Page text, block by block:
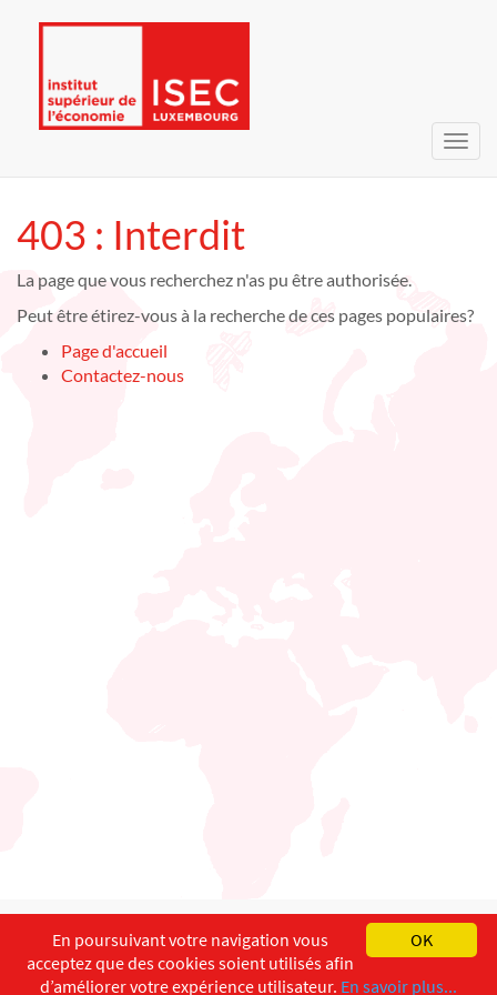
403 : Interdit
La page que vous recherchez n'as pu être authorisée.
Peut être étirez-vous à la recherche de ces pages populaires?
Page d'accueil
Contactez-nous
English Français
Copyright ©ISEC-AdW Aspects légaux
OK
En poursuivant votre navigation vous
acceptez que des cookies soient utilisés afin
d’améliorer votre expérience utilisateur. En savoir plus...